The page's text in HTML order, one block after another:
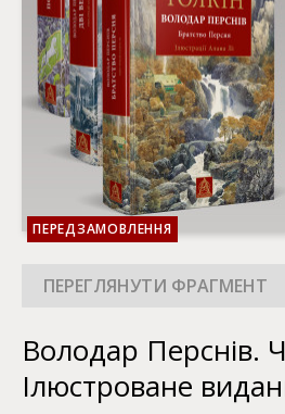
ПЕРЕДЗАМОВЛЕННЯ
Володар Перснів.
Ілюстроване